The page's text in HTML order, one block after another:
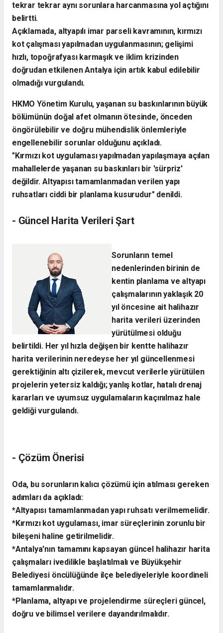
tekrar tekrar aynı sorunlara harcanmasına yol açtığını
belirtti.
​Açıklamada, altyapılı imar parseli kavramının, kırmızı
kot çalışması yapılmadan uygulanmasının; gelişimi
hızlı, topoğrafyası karmaşık ve iklim krizinden
doğrudan etkilenen Antalya için artık kabul edilebilir
olmadığı vurgulandı.
​HKMO Yönetim Kurulu, yaşanan su baskınlarının büyük
bölümünün doğal afet olmanın ötesinde, önceden
öngörülebilir ve doğru mühendislik önlemleriyle
engellenebilir sorunlar olduğunu açıkladı.
​"Kırmızı kot uygulaması yapılmadan yapılaşmaya açılan
mahallelerde yaşanan su baskınları bir 'sürpriz'
değildir. Altyapısı tamamlanmadan verilen yapı
ruhsatları ciddi bir planlama kusurudur" denildi.
- ​Güncel Harita Verileri Şart
​Sorunların temel
nedenlerinden birinin de
kentin planlama ve altyapı
çalışmalarının yaklaşık 20
yıl öncesine ait halihazır
harita verileri üzerinden
yürütülmesi olduğu
belirtildi. Her yıl hızla değişen bir kentte halihazır
harita verilerinin neredeyse her yıl güncellenmesi
gerektiğinin altı çizilerek, mevcut verilerle yürütülen
projelerin yetersiz kaldığı; yanlış kotlar, hatalı drenaj
kararları ve uyumsuz uygulamaların kaçınılmaz hale
geldiği vurgulandı.
- ​Çözüm Önerisi
​Oda, bu sorunların kalıcı çözümü için atılması gereken
adımları da açıkladı:
​*Altyapısı tamamlanmadan yapı ruhsatı verilmemelidir.
*​Kırmızı kot uygulaması, imar süreçlerinin zorunlu bir
bileşeni haline getirilmelidir.
*​Antalya'nın tamamını kapsayan güncel halihazır harita
çalışmaları ivedilikle başlatılmalı ve Büyükşehir
Belediyesi öncülüğünde ilçe belediyeleriyle koordineli
tamamlanmalıdır.
*​Planlama, altyapı ve projelendirme süreçleri güncel,
doğru ve bilimsel verilere dayandırılmalıdır.